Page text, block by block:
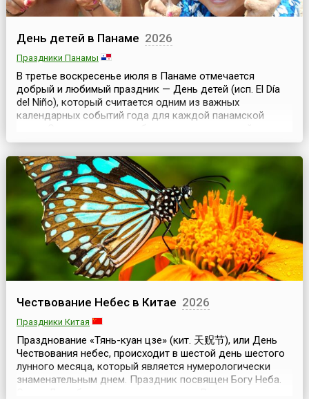
День детей в Панаме 2026
Праздники Панамы
В третье воскресенье июля в Панаме отмечается
добрый и любимый праздник — День детей (исп. El Día
del Niño), который считается одним из важных
календарных событий года для каждой панамской
будущее и на один день делает их взрослыми, ведь
любой ребенок в этот день может занять место
взрослого. Только в этот праздник ребенок может на
один день стат...
Чествование Небес в Китае 2026
Праздники Китая
Празднование «Тянь-куан цзе» (кит. 天贶节), или День
Чествования небес, происходит в шестой день шестого
лунного месяца, который является нумерологически
знаменательным днем. Праздник посвящен Богу Неба.